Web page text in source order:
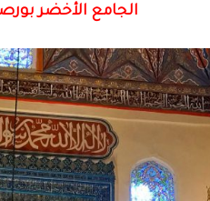
الجامع الأخضر